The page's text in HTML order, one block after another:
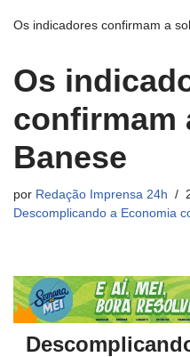
Os indicadores confirmam a
Os
confirmam
Banese
por Redação Imprensa 24h
Descomplicando a Economia